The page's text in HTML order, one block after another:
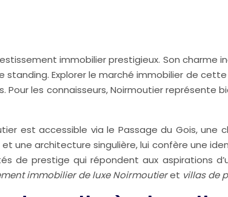
immobilier prestigieux. Son
Explorer le marché immobilier de
les connaisseurs, Noirmoutier représente
est accessible via le Passage du Gois,
une architecture singulière, lui confère une
de prestige qui répondent aux aspirations
immobilier de luxe Noirmoutieret villas de